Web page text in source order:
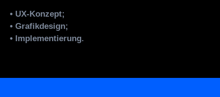
• UX-Konzept;
• Grafikdesign;
• Implementierung.